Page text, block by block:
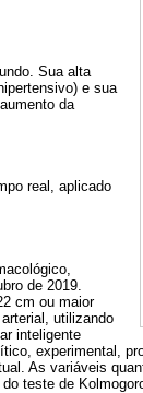
Sua alta
e sua
da
real, aplicado
de 2019.
cm ou maior
utilizando
inteligente
experimental,
As variáveis
teste de